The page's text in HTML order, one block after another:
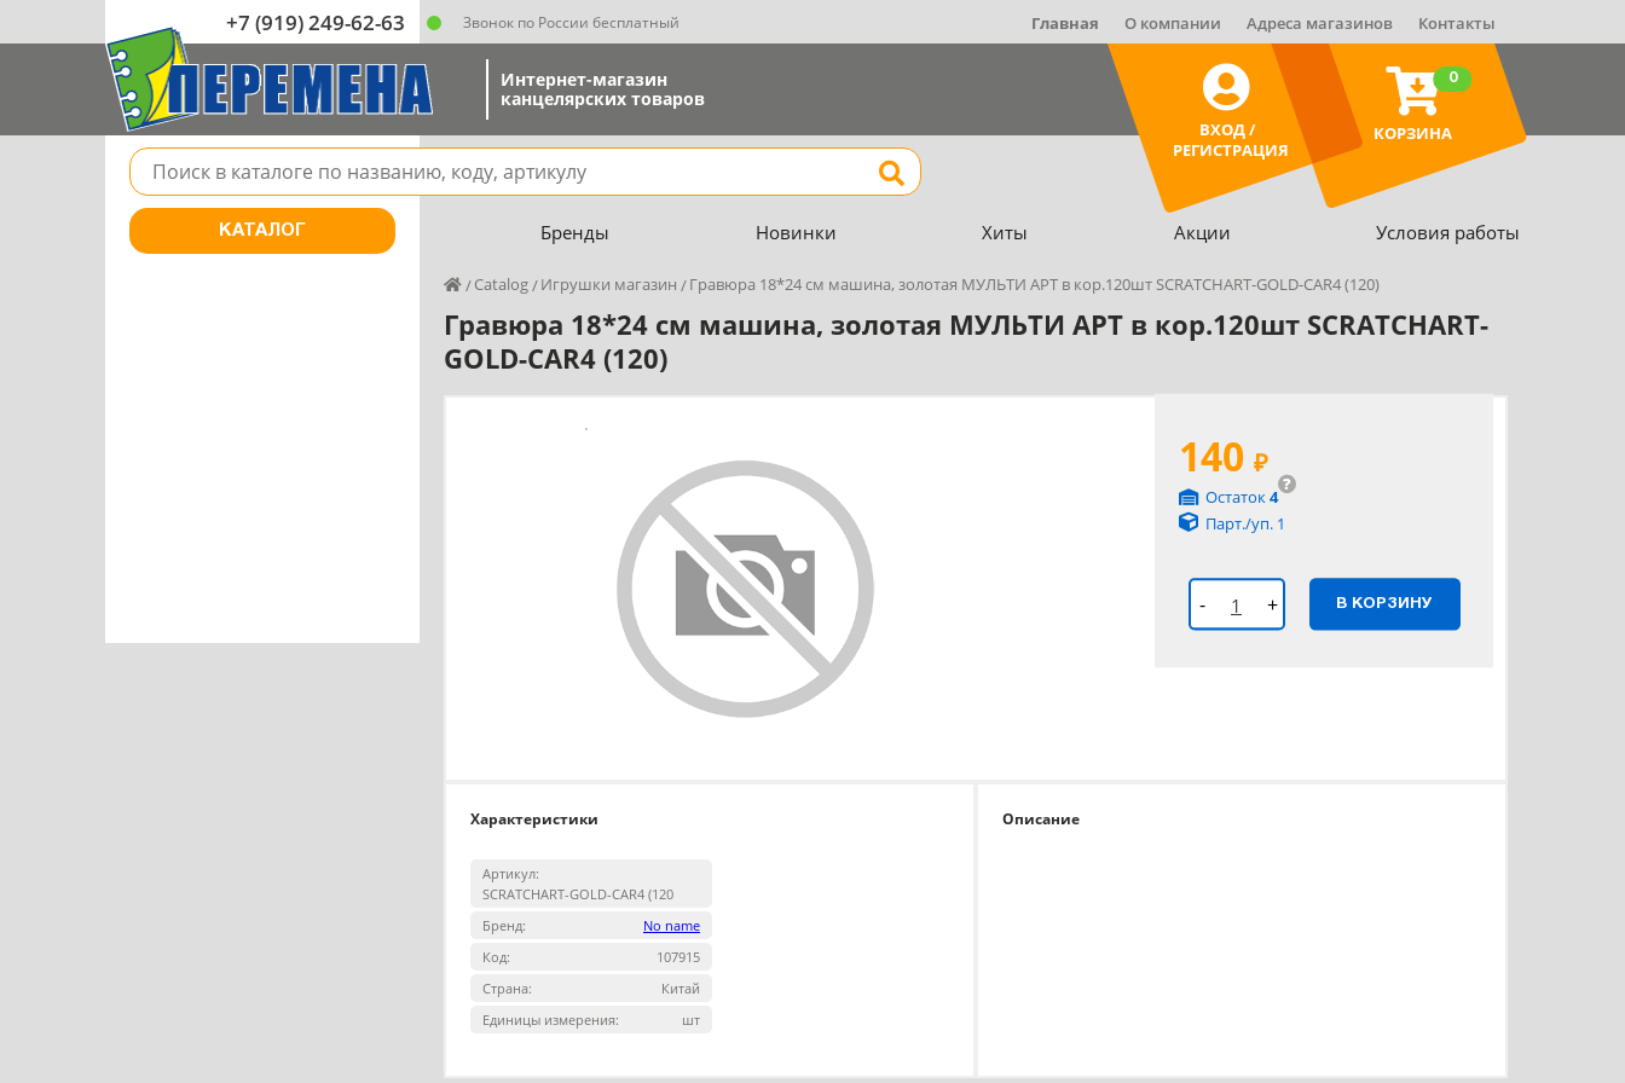
+7 (919) 249-62-63 Звонок по России бесплатный Главная О компании Адреса магазинов Контакты
Интернет-магазин
канцелярских товаров
ВХОД /
РЕГИСТРАЦИЯ
КОРЗИНА
0
Поле для поиска товара в каталоге Найти
КАТАЛОГ Бренды Новинки Хиты Акции Условия работы
Catalog Игрушки магазин Гравюра 18*24 см машина, золотая МУЛЬТИ АРТ в кор.120шт SCRATCHART-GOLD-CAR4 (120)
Гравюра 18*24 см машина, золотая МУЛЬТИ АРТ в кор.120шт SCRATCHART-
GOLD-CAR4 (120)
140 ₽
?
Остаток4
Парт./уп. 1
- + В КОРЗИНУ
Характеристики
Артикул:
SCRATCHART-GOLD-CAR4 (120
Бренд:
No name
Код:
107915
Страна:
Китай
Единицы измерения:
шт
Описание